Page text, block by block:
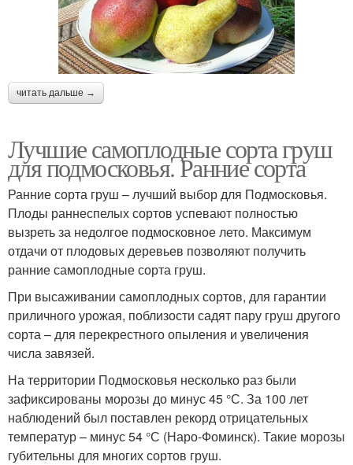
читать дальше →
Лучшие самоплодные сорта груш
для подмосковья. Ранние сорта
Ранние сорта груш – лучший выбор для Подмосковья.
Плоды раннеспелых сортов успевают полностью
вызреть за недолгое подмосковное лето. Максимум
отдачи от плодовых деревьев позволяют получить
ранние самоплодные сорта груш.
При высаживании самоплодных сортов, для гарантии
приличного урожая, поблизости садят пару груш другого
сорта – для перекрестного опыления и увеличения
числа завязей.
На территории Подмосковья несколько раз были
зафиксированы морозы до минус 45 °С. За 100 лет
наблюдений был поставлен рекорд отрицательных
температур – минус 54 °С (Наро-Фоминск). Такие морозы
губительны для многих сортов груш.